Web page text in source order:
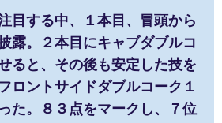
目する中、１本目、冒頭から
露。２本目にキャブダブルコ
ると、その後も安定した技を
ロントサイドダブルコーク１
た。８３点をマークし、７位